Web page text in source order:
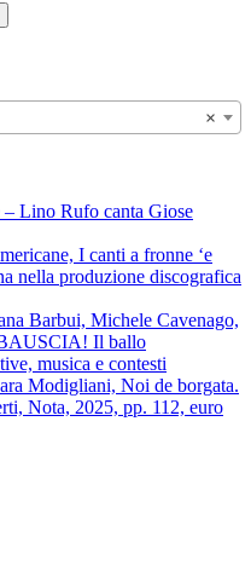
×
Lino Rufo canta Giose
I canti a fronne ‘e
nella produzione discografica
Barbui, Michele Cavenago,
Il ballo
musica e contesti
Modigliani, Noi de borgata.
Nota, 2025, pp. 112, euro